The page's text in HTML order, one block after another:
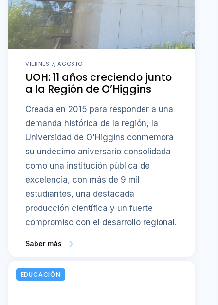
VIERNES 7, AGOSTO
UOH: 11 años creciendo junto
a la Región de O’Higgins
Creada en 2015 para responder a una
demanda histórica de la región, la
Universidad de O'Higgins conmemora
su undécimo aniversario consolidada
como una institución pública de
excelencia, con más de 9 mil
estudiantes, una destacada
producción científica y un fuerte
compromiso con el desarrollo regional.
Saber más
EDUCACIÓN